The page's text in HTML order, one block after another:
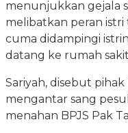
menunjukkan gejala
melibatkan peran istri
cuma didampingi
datang ke rumah
Sariyah, disebut
mengantar sang
menahan BPJS Pak